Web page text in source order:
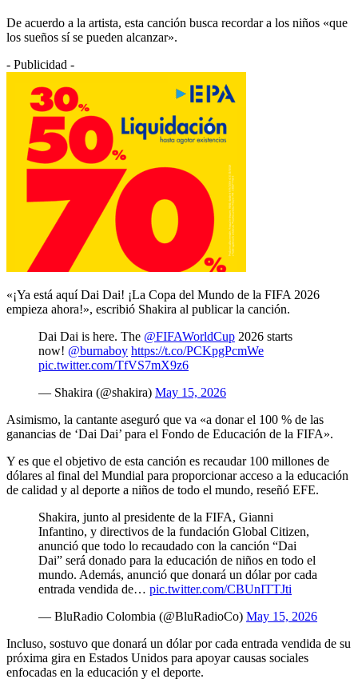
De acuerdo a la artista, esta canción busca recordar a los niños «que
los sueños sí se pueden alcanzar».
- Publicidad -
«¡Ya está aquí Dai Dai! ¡La Copa del Mundo de la FIFA 2026
empieza ahora!», escribió Shakira al publicar la canción.
Dai Dai is here. The @FIFAWorldCup 2026 starts
now! @burnaboy https://t.co/PCKpgPcmWe
pic.twitter.com/TfVS7mX9z6
— Shakira (@shakira) May 15, 2026
Asimismo, la cantante aseguró que va «a donar el 100 % de las
ganancias de ‘Dai Dai’ para el Fondo de Educación de la FIFA».
Y es que el objetivo de esta canción es recaudar 100 millones de
dólares al final del Mundial para proporcionar acceso a la educación
de calidad y al deporte a niños de todo el mundo, reseñó EFE.
Shakira, junto al presidente de la FIFA, Gianni
Infantino, y directivos de la fundación Global Citizen,
anunció que todo lo recaudado con la canción “Dai
Dai” será donado para la educación de niños en todo el
mundo. Además, anunció que donará un dólar por cada
entrada vendida de… pic.twitter.com/CBUnITTJti
— BluRadio Colombia (@BluRadioCo) May 15, 2026
Incluso, sostuvo que donará un dólar por cada entrada vendida de su
próxima gira en Estados Unidos para apoyar causas sociales
enfocadas en la educación y el deporte.